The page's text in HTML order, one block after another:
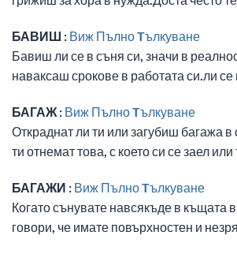
БАВИШ : Виж Пълно Tълкуване
Бавиш ли се в съня си, значи в
наваксаш срокове в работата си.ли
БАГАЖ : Виж Пълно Tълкуване
Откраднат ли ти или загубиш багажа
ти отнемат това, с което си се заел или
БАГАЖИ : Виж Пълно Tълкуване
Когато сънувате навсякъде в къщата
говори, че имате повърхностен и